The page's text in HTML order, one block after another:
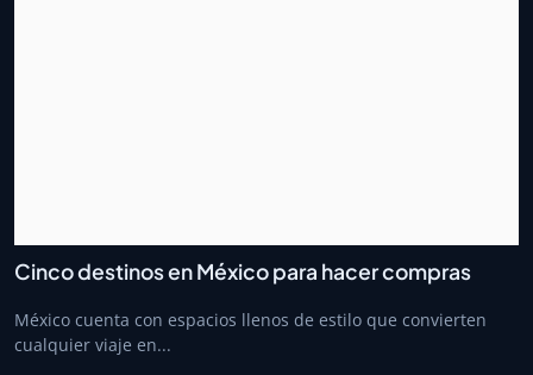
Cinco destinos en México para hacer compras
México cuenta con espacios llenos de estilo que convierten
cualquier viaje en...